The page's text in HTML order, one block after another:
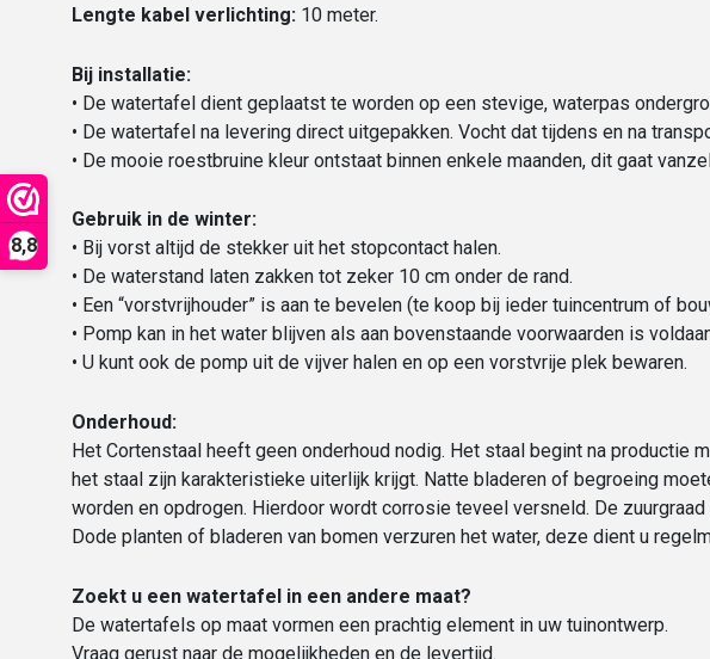
8,8
Lengte kabel verlichting: 10 meter.
Bij installatie:
• De watertafel dient geplaatst te worden op een stevige, waterpas
• De watertafel na levering direct uitgepakken. Vocht dat tijdens en na
• De mooie roestbruine kleur ontstaat binnen enkele maanden, dit gaat
Gebruik in de winter:
• Bij vorst altijd de stekker uit het stopcontact halen.
• De waterstand laten zakken tot zeker 10 cm onder de rand.
• Een “vorstvrijhouder” is aan te bevelen (te koop bij ieder tuincentrum of
• Pomp kan in het water blijven als aan bovenstaande voorwaarden is
• U kunt ook de pomp uit de vijver halen en op een vorstvrije plek bewaren.
Onderhoud:
Het Cortenstaal heeft geen onderhoud nodig. Het staal begint na
het staal zijn karakteristieke uiterlijk krijgt. Natte bladeren of begroeing
worden en opdrogen. Hierdoor wordt corrosie teveel versneld. De
Dode planten of bladeren van bomen verzuren het water, deze dient u
Zoekt u een watertafel in een andere maat?
De watertafels op maat vormen een prachtig element in uw tuinontwerp.
Vraag gerust naar de mogelijkheden en de levertijd.